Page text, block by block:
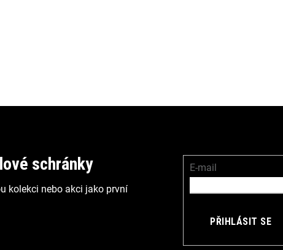
schránky
kolekci nebo akci jako první
E-mail
PŘIHLÁSIT SE